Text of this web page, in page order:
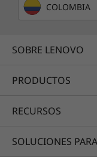
COLOMBIA
SOBRE LENOVO
PRODUCTOS
RECURSOS
SOLUCIONES PARA